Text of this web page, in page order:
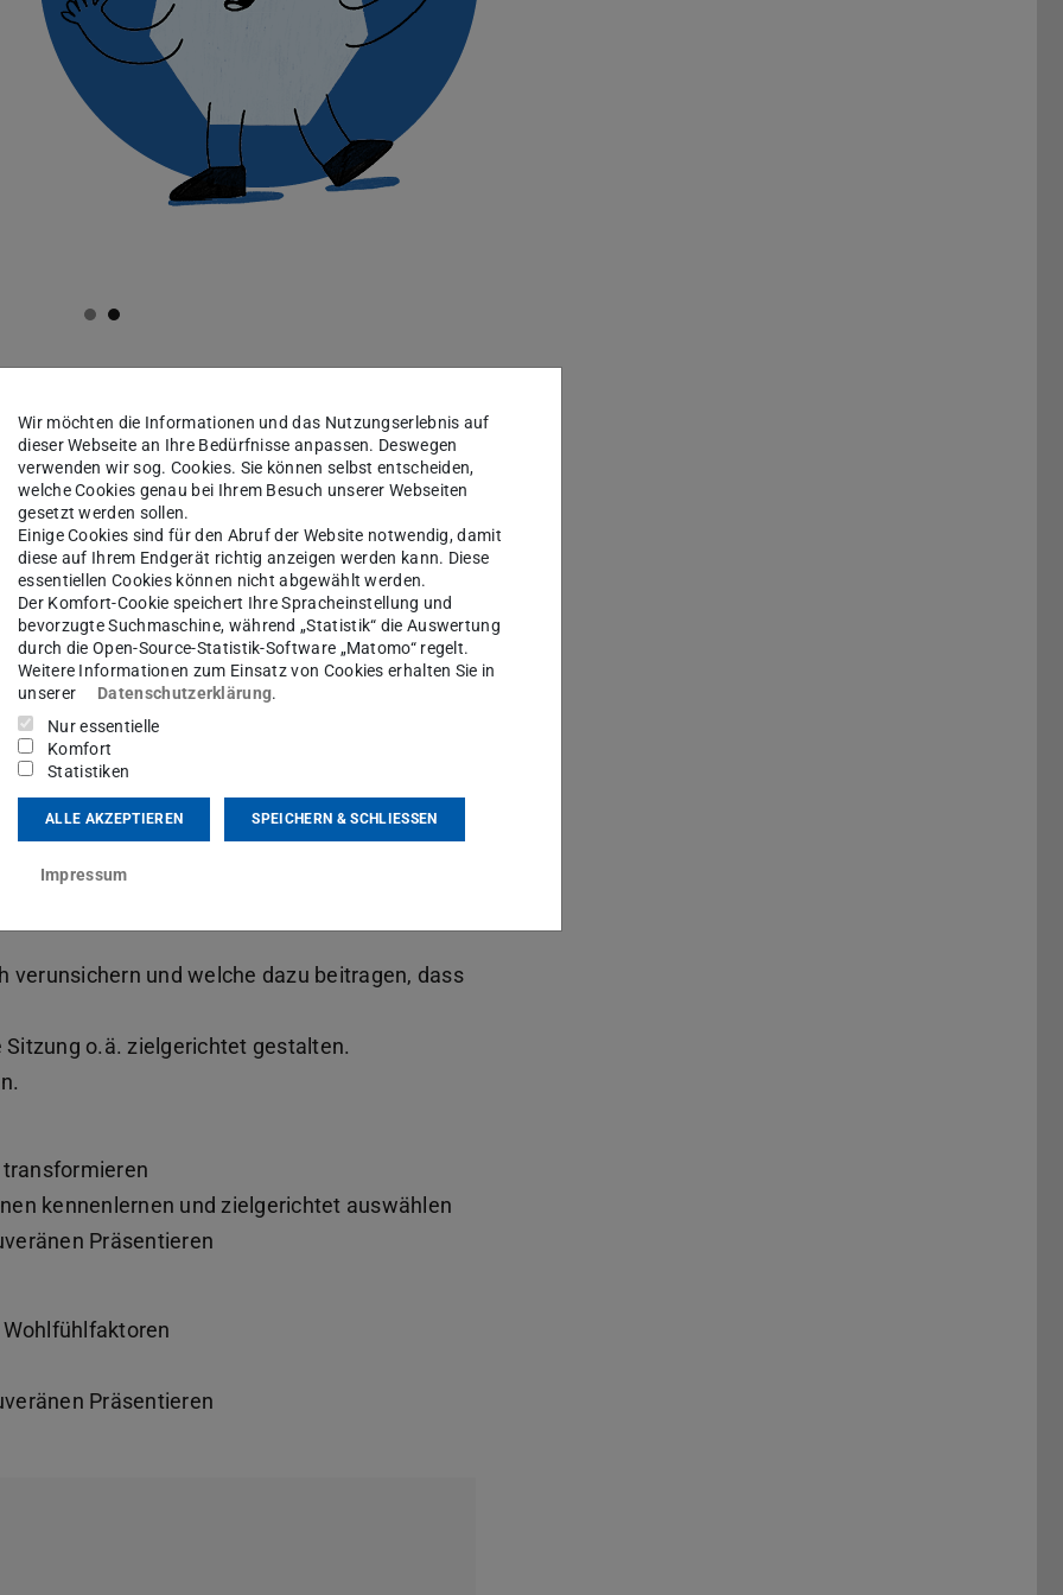
Gruppen wohlzufühlen und einen sicheren,
Sie lernen, wie Sie diese Fähigkeit
sprechen können? Dann ist unser Training:
präsentieren genau das Richtige für
und welche Ihnen Sicherheit geben.
wohlfühlen.
und Gruppensituationen gekonnt meistern.
zu entwickeln, um selbstbewusst vor
So können Sie sicher auftreten und gelassen
Vortrag, Teammeeting oder
verunsichern und welche dazu beitragen, dass
o.ä. zielgerichtet gestalten.
kennenlernen und zielgerichtet auswählen
Präsentieren
Präsentieren
Wir möchten die Informationen und das Nutzungserlebnis auf
dieser Webseite an Ihre Bedürfnisse anpassen. Deswegen
verwenden wir sog. Cookies. Sie können selbst entscheiden,
welche Cookies genau bei Ihrem Besuch unserer Webseiten
gesetzt werden sollen.
Einige Cookies sind für den Abruf der Website notwendig, damit
diese auf Ihrem Endgerät richtig anzeigen werden kann. Diese
essentiellen Cookies können nicht abgewählt werden.
Der Komfort-Cookie speichert Ihre Spracheinstellung und
bevorzugte Suchmaschine, während „Statistik“ die Auswertung
durch die Open-Source-Statistik-Software „Matomo“ regelt.
Weitere Informationen zum Einsatz von Cookies erhalten Sie in
unserer
Datenschutzerklärung.
Nur essentielle
Komfort
Statistiken
ALLE AKZEPTIEREN SPEICHERN & SCHLIESSEN
Impressum